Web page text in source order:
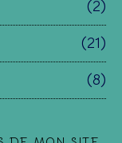
(2)
(21)
(8)